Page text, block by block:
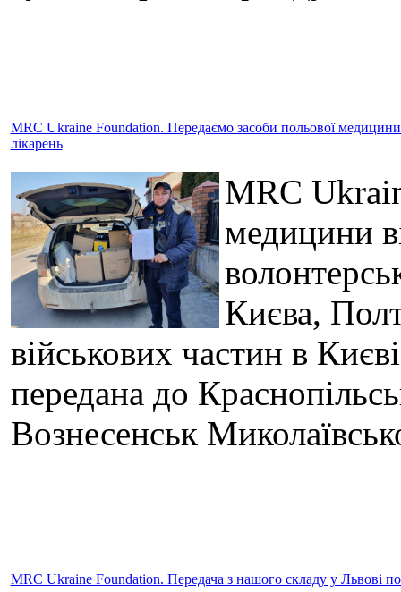
MRC Ukraine Foundation. Передаємо засоби польової
лікарень
MRC
медицини
Києва,
військових частин в
передана до
Вознесенськ
MRC Ukraine Foundation. Передача з нашого складу у Львові